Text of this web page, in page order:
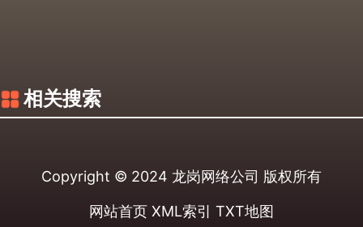
相关搜索
Copyright © 2024 龙岗网络公司 版权所有
网站首页 XML索引 TXT地图